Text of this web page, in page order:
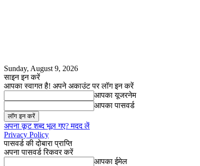
Sunday, August 9, 2026
साइन इन करें
आपका स्वागत है! अपने अकाउंट पर लॉग इन करें
आपका यूजरनेम
आपका पासवर्ड
अपना कूट शब्द भूल गए? मदद लें
Privacy Policy
पासवर्ड की दोबारा प्राप्ति
अपना पासवर्ड रिकवर करें
आपका ईमेल